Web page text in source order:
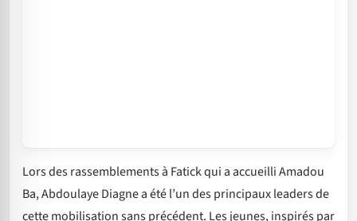
Lors des rassemblements à Fatick qui a accueilli Amadou
Ba, Abdoulaye Diagne a été l’un des principaux leaders de
cette mobilisation sans précédent. Les jeunes, inspirés par